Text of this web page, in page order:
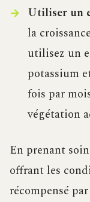
Utiliser un
la
utilisez un
potassium
fois par
végétation
En prenant
offrant les
récompensé